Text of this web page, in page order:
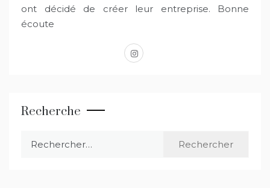
ont décidé de créer leur entreprise. Bonne
écoute
instagram
Recherche